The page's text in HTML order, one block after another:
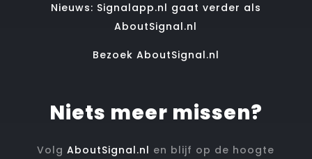
Nieuws: Signalapp.nl gaat verder als
AboutSignal.nl
Bezoek AboutSignal.nl
Niets meer missen?
VolgAboutSignal.nl en blijf op de hoogte